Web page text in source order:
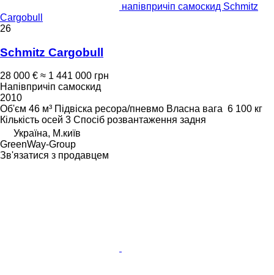
напівпричіп самоскид Schmitz
Cargobull
26
Schmitz Cargobull
28 000 € ≈ 1 441 000 грн
Напівпричіп самоскид
2010
Об'єм 46 м³ Підвіска ресора/пневмо Власна вага 6 100 кг
Кількість осей 3 Спосіб розвантаження задня
Україна, М.київ
GreenWay-Group
Зв'язатися з продавцем